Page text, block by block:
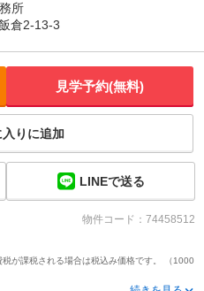
所
倉2-13-3
見学予約(無料)
入りに追加
LINEで送る
物件コード：74458512
が課税される場合は税込み価格です。 （1000
り図に描かれている家具や車などは、特にコ